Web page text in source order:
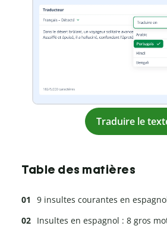
Traduire le
Table des matières
9 insultes courantes en
Insultes en espagnol : 8 gros